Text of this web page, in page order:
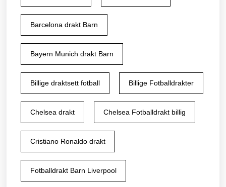
Barcelona drakt Barn
Bayern Munich drakt Barn
Billige draktsett fotball Billige Fotballdrakter
Chelsea drakt Chelsea Fotballdrakt billig
Cristiano Ronaldo drakt
Fotballdrakt Barn Liverpool